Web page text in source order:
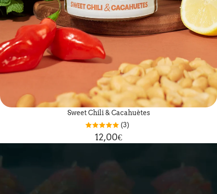
Sweet Chili & Cacahuètes
(3)
12,00€